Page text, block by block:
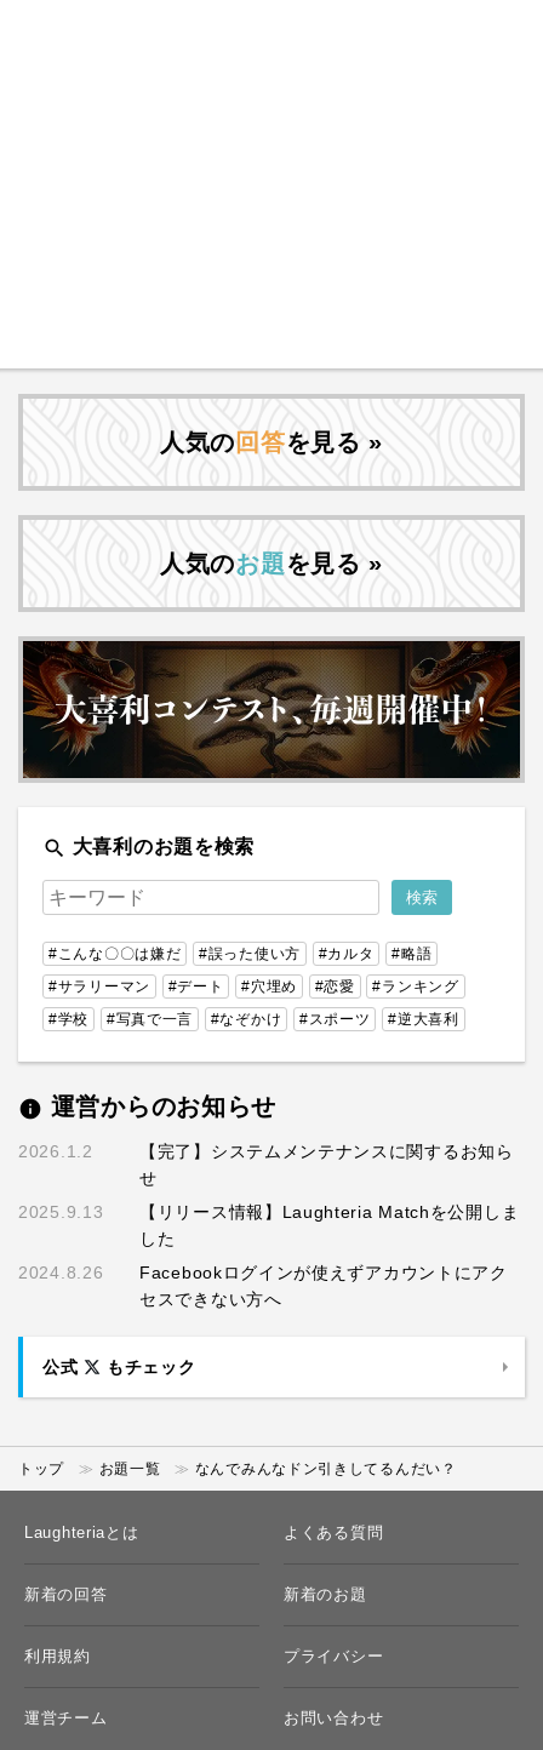
人気の 回答を見る »
人気のお題を見る »
search 大喜利のお題を検索
#こんな〇〇は嫌だ #誤った使い方 #カルタ
#略語
#サラリーマン
#デート #穴埋め #恋愛
#ランキング
#学校
#写真で一言 #なぞかけ #スポーツ #逆大喜利
info 運営からのお知らせ
2026.1.2
【完了】システムメンテナンスに関するお知ら
せ
2025.9.13
【リリース情報】Laughteria Matchを公開しま
した
2024.8.26
Facebookログインが使えずアカウントにアク
セスできない方へ
公式 もチェック
トップ お題一覧 なんでみんなドン引きしてるんだい？
Laughteriaとは よくある質問
新着の回答 新着のお題
利用規約 プライバシー
運営チーム お問い合わせ